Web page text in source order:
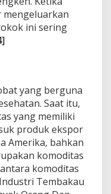
mengeluarkan
ini sering
yang berguna
Saat itu,
yang memiliki
produk ekspor
Amerika, bahkan
komoditas
komoditas
Tembakau